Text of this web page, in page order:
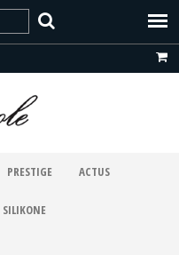
PRESTIGE ACTUS
SILIKONE